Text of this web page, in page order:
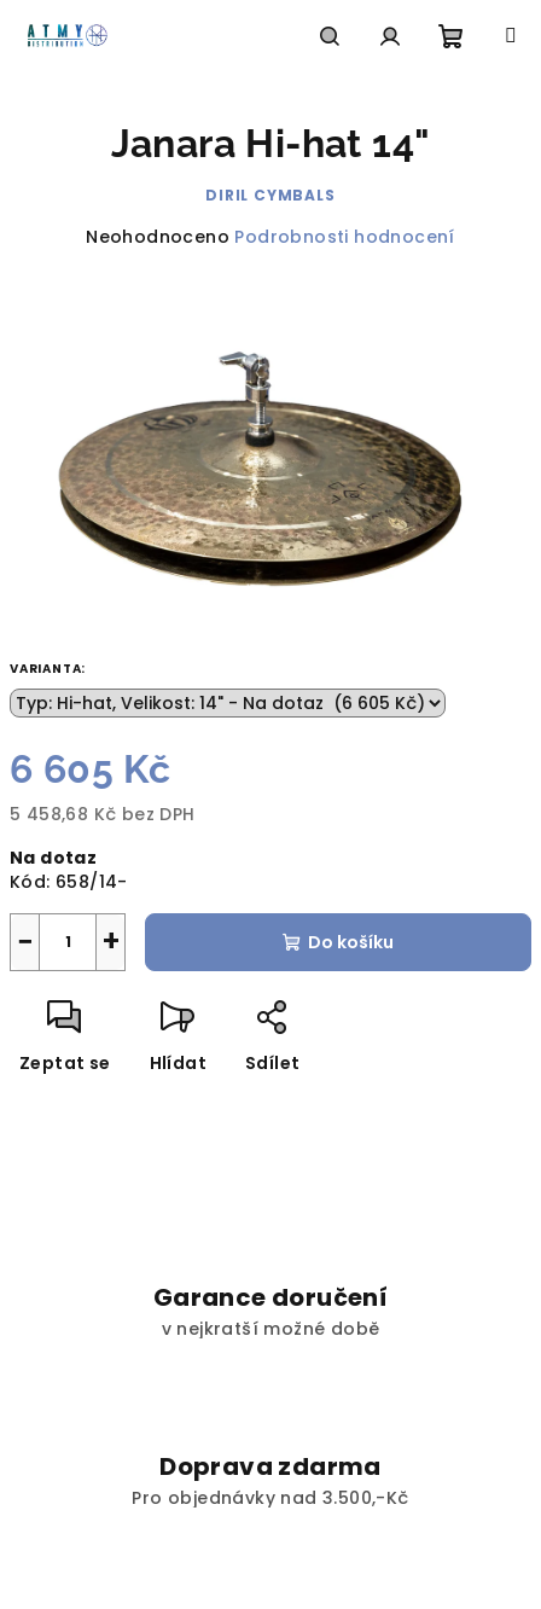
VARIANTA:
6 605 Kč
5 458,68 Kč bez DPH
cena:
Na dotaz
Kód: 658/14-
+
− Do košíku
Zeptat se Hlídat Sdílet
Janara Hi-hat 14"
DIRIL CYMBALS
Průměrné
hvězdiček.
Neohodnoceno Podrobnosti hodnocení
Garance doručení
v nejkratší možné době
Doprava zdarma
Pro objednávky nad 3.500,-Kč